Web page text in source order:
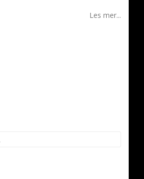
Les mer...